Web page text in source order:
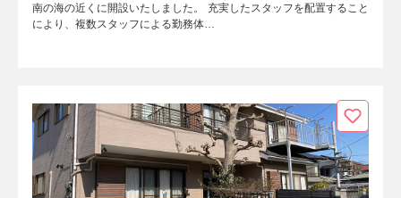
南の海の近くに開設いたしました。 充実したスタッフを配置すること
により、複数スタッフによる勤務体…